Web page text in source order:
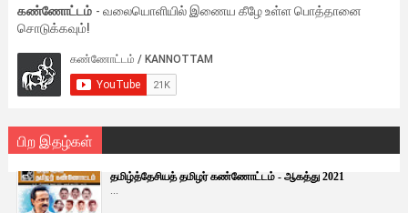
கண்ணோட்டம் - வலையொளியில் இணைய கீழே உள்ள பொத்தானை
சொடுக்கவும்!
பிற இதழ்கள்
தமிழ்த்தேசியத் தமிழர் கண்ணோட்டம் - ஆகத்து 2021
...